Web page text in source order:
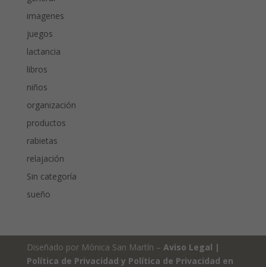
imagenes
juegos
lactancia
libros
niños
organización
productos
rabietas
relajación
Sin categoría
sueño
Diseñado por Mónica San Martín – Aviso Legal |
Política de Privacidad y Política de Privacidad en